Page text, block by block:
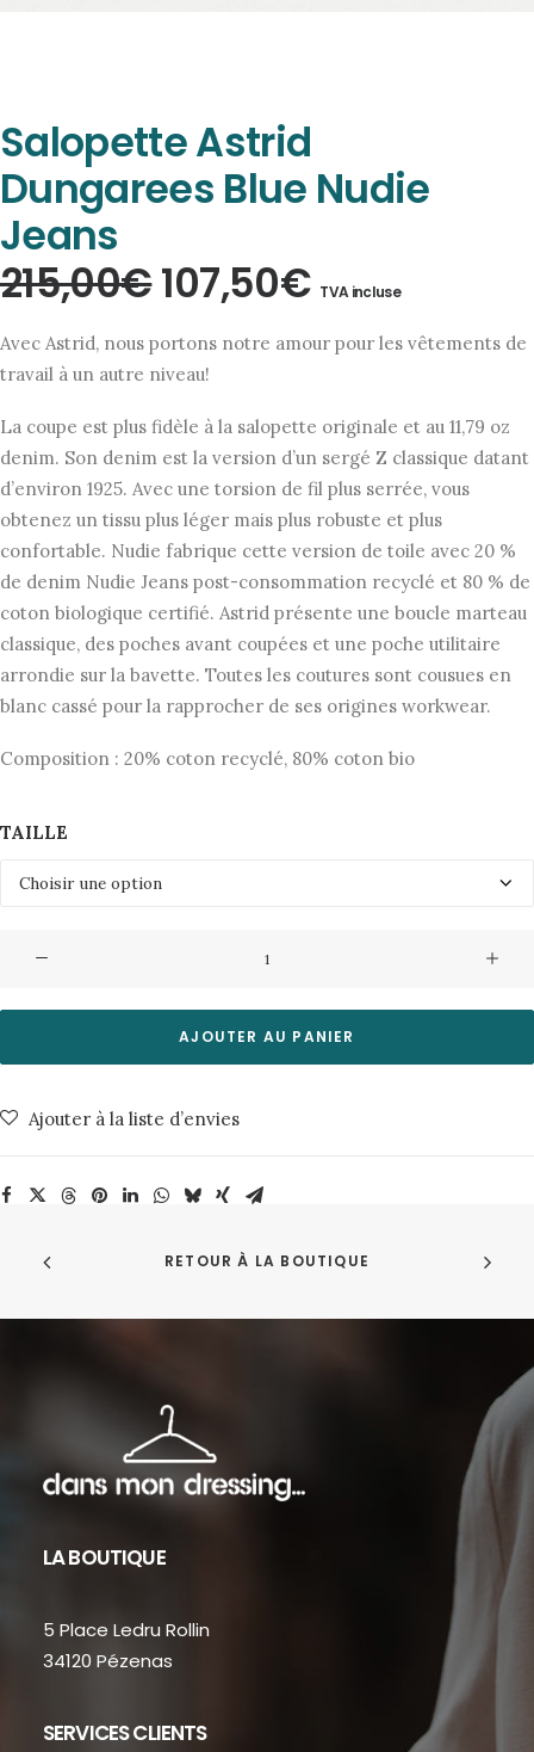
Salopette Astrid
Dungarees Blue Nudie
Jeans
215,00€Le
prix
initial
était :
215,00€.
107,50€Le
prix
est :
107,50€.
TVA incluse
Avec Astrid, nous portons notre amour pour les vêtements de
travail à un autre niveau!
La coupe est plus fidèle à la salopette originale et au 11,79 oz
denim. Son denim est la version d’un sergé Z classique datant
d’environ 1925. Avec une torsion de fil plus serrée, vous
obtenez un tissu plus léger mais plus robuste et plus
confortable. Nudie fabrique cette version de toile avec 20 %
de denim Nudie Jeans post-consommation recyclé et 80 % de
coton biologique certifié. Astrid présente une boucle marteau
classique, des poches avant coupées et une poche utilitaire
arrondie sur la bavette. Toutes les coutures sont cousues en
blanc cassé pour la rapprocher de ses origines workwear.
Composition : 20% coton recyclé, 80% coton bio
TAILLE
Salopette
Dungarees
Nudie
AJOUTER AU PANIER
Ajouter à la liste d’envies
RETOUR À LA BOUTIQUE
LA BOUTIQUE
5 Place Ledru Rollin
34120 Pézenas
SERVICES CLIENTS